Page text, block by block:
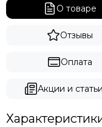
О товаре
Отзывы
Оплата
Акции и